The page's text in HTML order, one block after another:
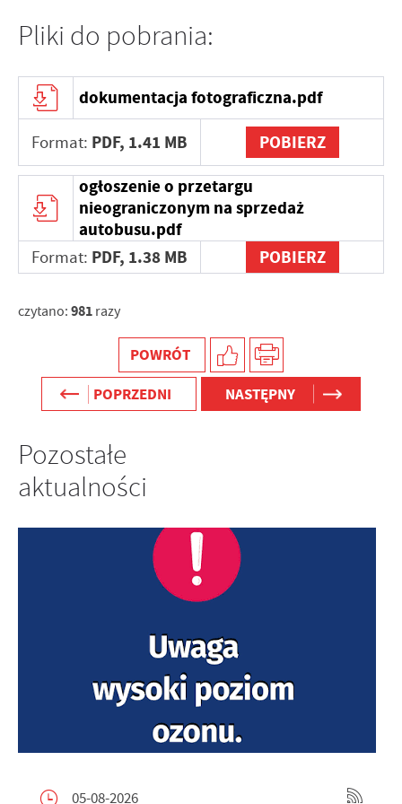
Pliki do pobrania:
dokumentacja fotograficzna.pdf
Format: PDF, 1.41 MB
POBIERZ
ogłoszenie o przetargu
nieograniczonym na sprzedaż
autobusu.pdf
Format: PDF, 1.38 MB POBIERZ
czytano: 981 razy
POWRÓT
POPRZEDNI
NASTĘPNY
Pozostałe
aktualności
05-08-2026
dostępność wszystkich funkcjonalności.
partnerów.
komunikatów na podstawie analizy Twoich upodobań oraz
Twoich zwyczajów dotyczących przeglądanej witryny
internetowej. Treści promocyjne mogą pojawić się na stronach
podmiotów trzecich lub firm będących naszymi partnerami oraz
innych dostawców usług. Firmy te działają w charakterze
pośredników prezentujących nasze treści w postaci wiadomości,
ofert, komunikatów mediów społecznościowych.
Więcej